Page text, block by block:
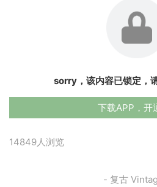
sorry，该内容已锁定，
下载APP，开
14849人浏览
- 复古